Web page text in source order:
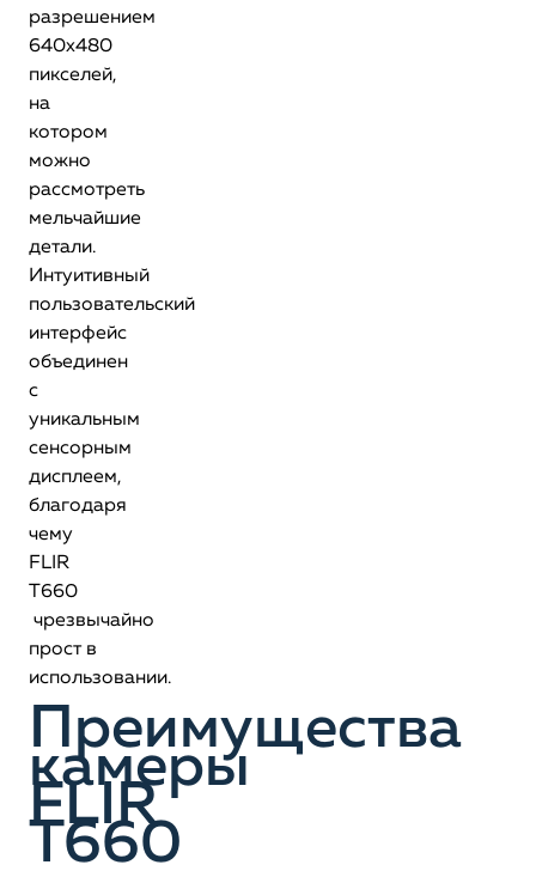
разрешением
640х480
пикселей,
на
котором
можно
рассмотреть
мельчайшие
детали.
Интуитивный
пользовательский
интерфейс
объединен
с
уникальным
сенсорным
дисплеем,
благодаря
чему
FLIR
T660
чрезвычайно
прост в
использовании.
Преимущества
камеры
FLIR
T660